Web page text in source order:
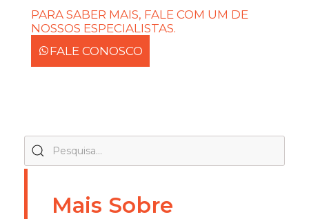
PARA SABER MAIS, FALE COM UM DE
NOSSOS ESPECIALISTAS.
FALE CONOSCO
Mais Sobre